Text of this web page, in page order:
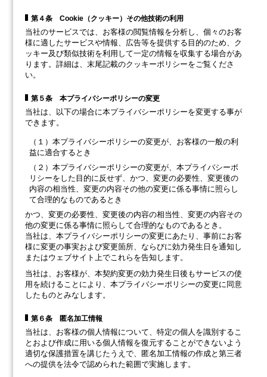
第４条 Cookie（クッキー）その他技術の利用
当社のサービスでは、お客様の閲覧情報を分析し、個々のお客
様に適したサービスや情報、広告等を提供する目的のため、ク
ッキー及び類似技術を利用して一定の情報を収集する場合があ
ります。詳細は、末尾記載のクッキーポリシーをご覧くださ
い。
第５条 本プライバシーポリシーの変更
当社は、以下の場合に本プライバシーポリシーを変更する事が
できます。
（１）本プライバシーポリシーの変更が、お客様の一般の利
益に適合するとき
（２）本プライバシーポリシーの変更が、本プライバシーポ
リシーをした目的に反せず、かつ、変更の必要性、変更後の
内容の相当性、変更の内容その他の変更に係る事情に照らし
て合理的なものであるとき
かつ、変更の必要性、変更後の内容の相当性、変更の内容その
他の変更に係る事情に照らして合理的なものであるとき。
当社は、本プライバシーポリシーの変更にあたり、事前にお客
様に変更の事実および変更箇所、ならびに効力発生日を通知し
またはウェブサイト上でこれらを告知します。
当社は、お客様が、本契約変更の効力発生日後もサービスの使
用を続けることにより、本プライバシーポリシーの変更に同意
したものとみなします。
第６条 匿名加工情報
当社は、お客様の個人情報について、特定の個人を識別するこ
とおよび作成に用いる個人情報を復元することができないよう
適切な保護措置を講じたうえで、匿名加工情報の作成と第三者
への提供を法令で認められた範囲で実施します。